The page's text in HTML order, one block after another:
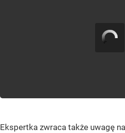
Ekspertka zwraca także uwagę